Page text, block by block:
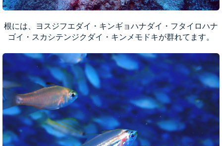
根には、ヨスジフエダイ・キンギョハナダイ・フタイロハナ
ゴイ・スカシテンジクダイ・キンメモドキが群れてます。